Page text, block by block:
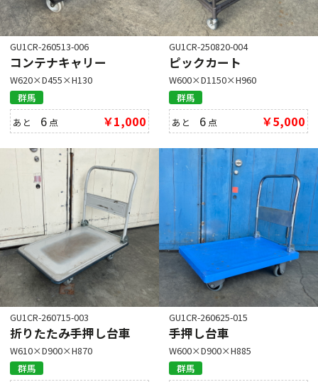
GU1CR-260513-006
コンテナキャリー
W620×D455×H130
群馬
あと 6 点 ￥1,000
GU1CR-250820-004
ピックカート
W600×D1150×H960
群馬
あと 6 点 ￥5,000
GU1CR-260715-003
折りたたみ手押し台車
W610×D900×H870
群馬
GU1CR-260625-015
手押し台車
W600×D900×H885
群馬